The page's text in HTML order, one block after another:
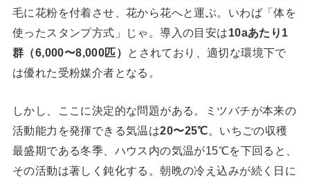
毛に花粉を付着させ、花から花へと運ぶ。いわば「体を
使ったスタンプ方式」じゃ。導入の目安は10aあたり1
群（6,000〜8,000匹）
とされており、適切な環境下で
は優れた受粉媒介者となる。
しかし、ここに決定的な問題がある。ミツバチが本来の
活動能力を発揮できる気温は20〜25℃。いちごの収穫
最盛期である冬季、ハウス内の気温が15℃を下回ると、
その活動は著しく鈍化する。朝晩の冷え込みが続く日に